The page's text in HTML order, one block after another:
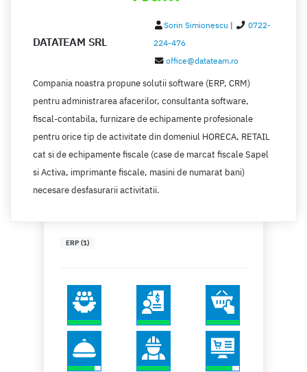
DATATEAM SRL
Sorin Simionescu |
0722-
224-476
office@datateam.ro
Compania noastra propune solutii software (ERP, CRM)
pentru administrarea afacerilor, consultanta software,
fiscal-contabila, furnizare de echipamente profesionale
pentru orice tip de activitate din domeniul HORECA, RETAIL
cat si de echipamente fiscale (case de marcat fiscale Sapel
si Activa, imprimante fiscale, masini de numarat bani)
necesare desfasurarii activitatii.
ERP (1)